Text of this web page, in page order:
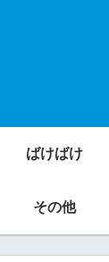
ばけばけ
その他